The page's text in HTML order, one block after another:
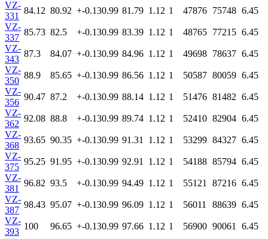
VZ-
331
84.12 80.92 +-0.130.99 81.79 1.12 1 47876 75748 6.45
VZ-
337
85.73 82.5 +-0.130.99 83.39 1.12 1 48765 77215 6.45
VZ-
343
87.3 84.07 +-0.130.99 84.96 1.12 1 49698 78637 6.45
VZ-
350
88.9 85.65 +-0.130.99 86.56 1.12 1 50587 80059 6.45
VZ-
356
90.47 87.2 +-0.130.99 88.14 1.12 1 51476 81482 6.45
VZ-
362
92.08 88.8 +-0.130.99 89.74 1.12 1 52410 82904 6.45
VZ-
368
93.65 90.35 +-0.130.99 91.31 1.12 1 53299 84327 6.45
VZ-
375
95.25 91.95 +-0.130.99 92.91 1.12 1 54188 85794 6.45
VZ-
381
96.82 93.5 +-0.130.99 94.49 1.12 1 55121 87216 6.45
VZ-
387
98.43 95.07 +-0.130.99 96.09 1.12 1 56011 88639 6.45
VZ-
393
100 96.65 +-0.130.99 97.66 1.12 1 56900 90061
6.45